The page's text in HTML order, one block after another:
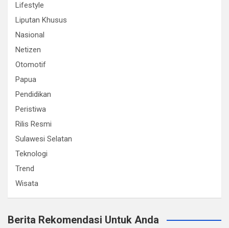
Lifestyle
Liputan Khusus
Nasional
Netizen
Otomotif
Papua
Pendidikan
Peristiwa
Rilis Resmi
Sulawesi Selatan
Teknologi
Trend
Wisata
Berita Rekomendasi Untuk Anda